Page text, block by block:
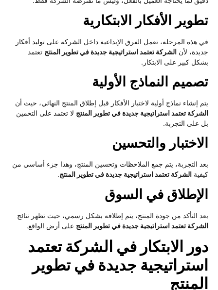
الأفكار الابتكارية
هذه المرحلة، تعمل الفرق الإبداعية داخل الشركة على توليد أفكار
لأنالشركة تعتمد استراتيجية جديدة في تطوير المنتجتعتمد
كبير على الابتكار.
النماذج الأولية
إنشاء نماذج أولية لاختبار الأفكار قبل إطلاق المنتج النهائي، حيث أن
تعتمد استراتيجية جديدة في تطوير المنتجلا تعتمد على التخمين
على التجربة.
والتحسين
التجربة، يتم جمع الملاحظات وتحسين المنتج، وهذا جزء أساسي من
الشركة تعتمد استراتيجية جديدة في تطوير المنتج.
في السوق
التأكد من جودة المنتج، يتم إطلاقه بشكل رسمي، حيث تظهر نتائج
تعتمد استراتيجية جديدة في تطوير المنتجعلى أرض الواقع.
الابتكار في الشركة تعتمد
جديدة في تطوير